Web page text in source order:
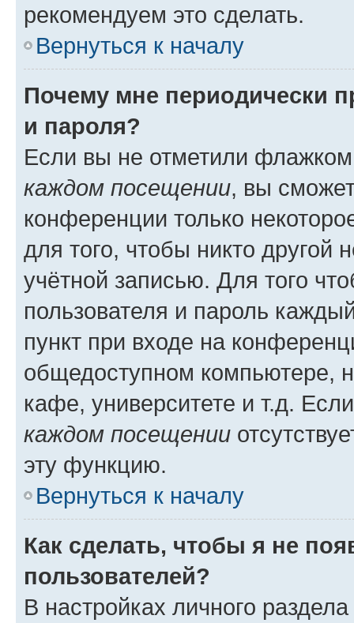
рекомендуем это сделать.
Вернуться к началу
Почему мне периодически
и пароля?
Если вы не отметили
каждом посещении, вы
конференции только
для того, чтобы никто другой
учётной записью. Для того
пользователя и пароль
пункт при входе на
общедоступном компьютере,
кафе, университете и т.д.
каждом посещении
эту функцию.
Вернуться к началу
Как сделать, чтобы я не
пользователей?
В настройках личного